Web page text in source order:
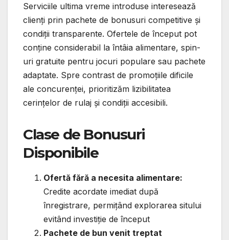
Serviciile ultima vreme introduse interesează
clienți prin pachete de bonusuri competitive și
condiții transparente. Ofertele de început pot
conține considerabil la întâia alimentare, spin-
uri gratuite pentru jocuri populare sau pachete
adaptate. Spre contrast de promoțiile dificile
ale concurenței, prioritizăm lizibilitatea
cerințelor de rulaj și condiții accesibili.
Clase de Bonusuri
Disponibile
Ofertă fără a necesita alimentare:
Credite acordate imediat după
înregistrare, permițând explorarea sitului
evitând investiție de început
Pachete de bun venit treptat